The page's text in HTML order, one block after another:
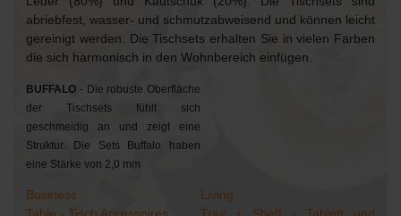
abriebfest, wasser- und schmutzabweisend und können leicht
gereinigt werden. Die Tischsets erhalten Sie in vielen Farben
die sich harmonisch in den Wohnbereich einfügen.
BUFFALO - Die robuste Oberfläche
der Tischsets fühlt sich
geschmeidig an und zeigt eine
Struktur. Die Sets Buffalo haben
eine Stärke von 2,0 mm
Business
Living